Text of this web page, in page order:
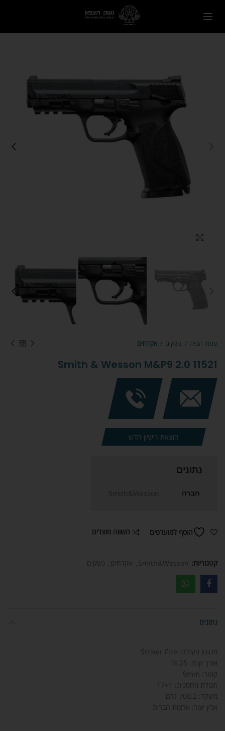
עמוד הבית נשקים אקדחים
Smith & Wesson M&P9 2.0 11521
הוצאת רישיון חדש
נתונים
חברה
הוסף למועדפים השווה מוצרים
קטגוריות: Smith&Wesson
, אקדחים , נשקים
נתונים
מנגנון פעולה: Striker Fire
אורך קנה: 4.25"
קוטר: 9mm
תכולת מחסנית: 17+1
משקל: 700.2 גרם
ארץ יצור: ארצות הברית